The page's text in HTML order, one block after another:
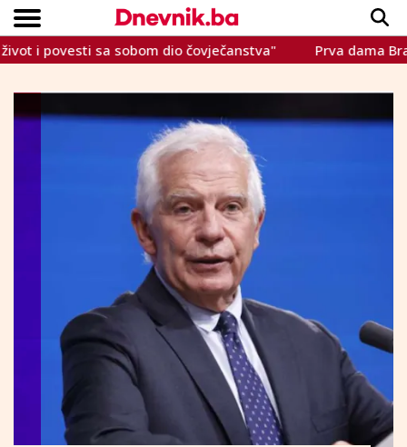
VIJESTI
SPORT
INTERVIEW
TEME
CRNA KRONIKA
LIFESTYLE
Copyright © Dnevnik.ba 2023.
povesti sa sobom dio čovječanstva" Prva dama